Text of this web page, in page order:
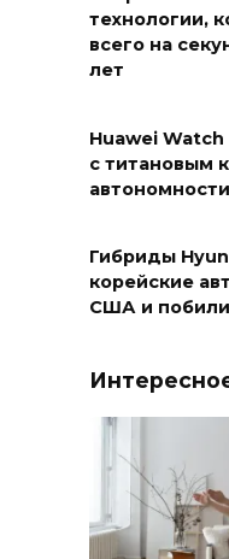
технологии,
всего на
лет
Huawei
с титановым
автономности
Гибриды
корейские
США и